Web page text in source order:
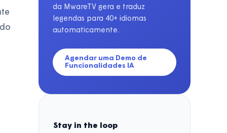
da MwareTV gera e traduz
legendas para 40+ idiomas
automaticamente.
Agendar uma Demo de
Funcionalidades IA
Stay in the loop